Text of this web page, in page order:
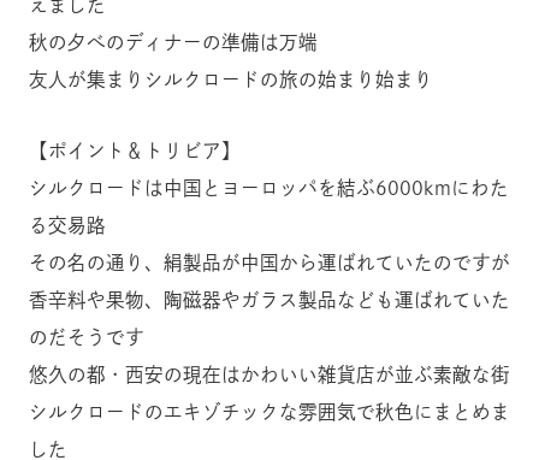
えました
秋の夕べのディナーの準備は万端
友人が集まりシルクロードの旅の始まり始まり
【ポイント＆トリビア】
シルクロードは中国とヨーロッパを結ぶ6000kmにわた
る交易路
その名の通り、絹製品が中国から運ばれていたのですが
香辛料や果物、陶磁器やガラス製品なども運ばれていた
のだそうです
悠久の都・西安の現在はかわいい雑貨店が並ぶ素敵な街
シルクロードのエキゾチックな雰囲気で秋色にまとめま
した